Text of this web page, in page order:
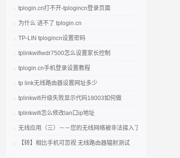
tplogin.cn打不开-tplogincn登录页面
为什么 进不了 tplogin.cn
TP-LIN tplogincn设置密码
tplinkwifiwdr7500怎么设置家长控制
tplogin.cn手机登录设置教程
tp link无线路由器设置网址多少
tplinkwifi升级失败显示代码18003如何做
tplinkwifi怎么修改lan口ip地址
无线应用（三）－－您的无线网络被非法接入了吗
【转】相比手机可忽视 无线路由器辐射测试